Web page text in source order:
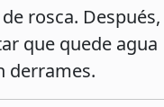
rosca. Después,
que quede agua
derrames.